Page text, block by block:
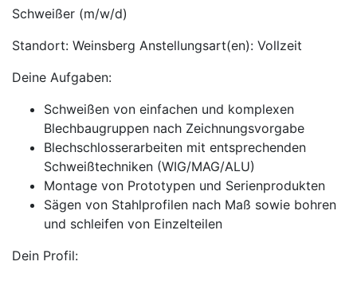
Schweißer (m/w/d)
Standort: Weinsberg Anstellungsart(en): Vollzeit
Deine Aufgaben:
Schweißen von einfachen und komplexen
Blechbaugruppen nach Zeichnungsvorgabe
Blechschlosserarbeiten mit entsprechenden
Schweißtechniken (WIG/MAG/ALU)
Montage von Prototypen und Serienprodukten
Sägen von Stahlprofilen nach Maß sowie bohren
und schleifen von Einzelteilen
Dein Profil: